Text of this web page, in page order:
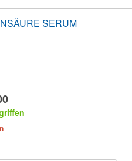
SERUM